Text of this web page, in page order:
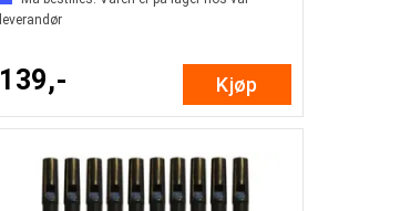
leverandør
139,- Kjøp